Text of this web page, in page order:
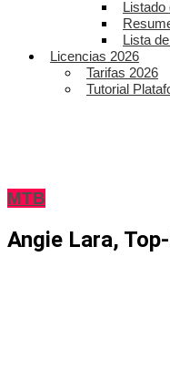
Listado
Lista
Licencias 2026
Tarifas 2026
Tutorial
MTB
Angie Lara,